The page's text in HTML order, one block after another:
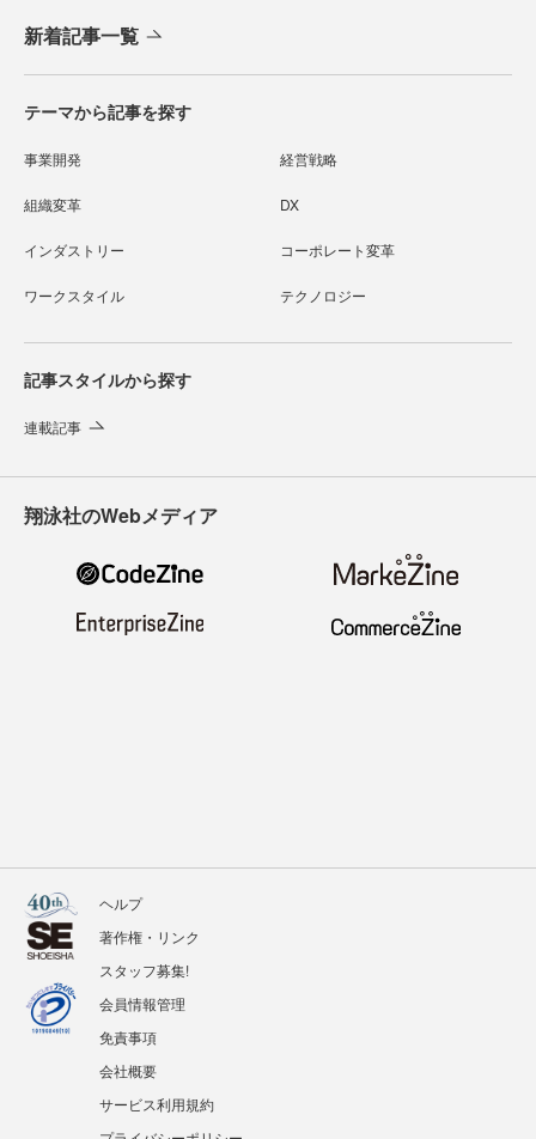
新着記事一覧
テーマから記事を探す
事業開発 経営戦略
組織変革 DX
インダストリー コーポレート変革
ワークスタイル テクノロジー
記事スタイルから探す
連載記事
翔泳社のWebメディア
ヘルプ
著作権・リンク
スタッフ募集!
会員情報管理
免責事項
会社概要
サービス利用規約